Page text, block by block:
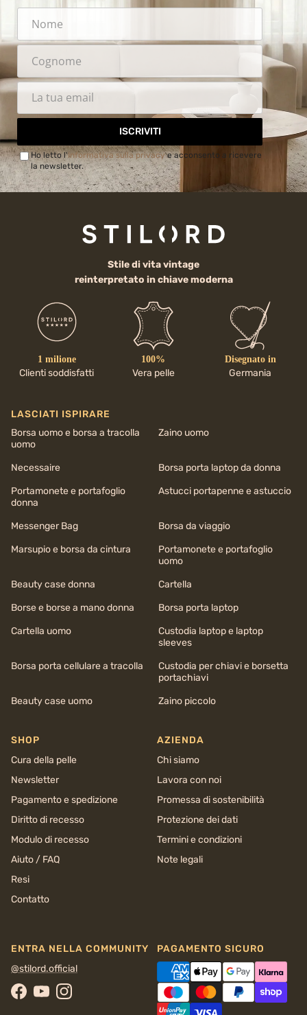
ISCRIVITI
Ho letto l'Informativa sulla privacye acconsento a ricevere
la newsletter.
Stile di vita vintage
reinterpretato in chiave moderna
1 milione
Clienti soddisfatti
100%
Vera pelle
Disegnato in
Germania
LASCIATI ISPIRARE
Borsa uomo e borsa a tracolla
uomo
Zaino uomo
Necessaire
Borsa porta laptop da donna
Portamonete e portafoglio
donna
Astucci portapenne e astuccio
Messenger Bag
Borsa da viaggio
Marsupio e borsa da cintura
Portamonete e portafoglio
uomo
Beauty case donna
Cartella
Borse e borse a mano donna
Borsa porta laptop
Cartella uomo
Custodia laptop e laptop
sleeves
Borsa porta cellulare a tracolla
Custodia per chiavi e borsetta
portachiavi
Beauty case uomo
Zaino piccolo
SHOP
Cura della pelle
Newsletter
Pagamento e spedizione
Diritto di recesso
Modulo di recesso
Aiuto / FAQ
Resi
Contatto
AZIENDA
Chi siamo
Lavora con noi
Promessa di sostenibilità
Protezione dei dati
Termini e condizioni
Note legali
ENTRA NELLA COMMUNITY
@stilord.official
Facebook
YouTubeInstagram
PAGAMENTO SICURO